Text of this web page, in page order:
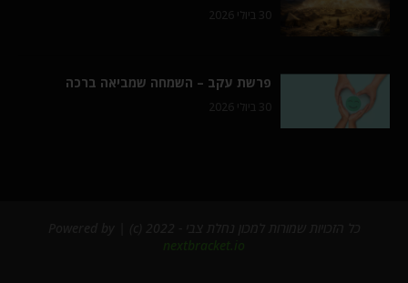
30 ביולי 2026
פרשת עקב – השמחה שמביאה ברכה
30 ביולי 2026
nextbracket.io